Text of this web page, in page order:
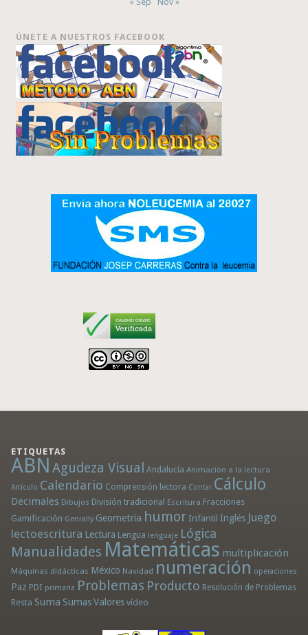
ÚNETE A NUESTROS FACEBOOK
ETIQUETAS
ABN Agudeza Visual Andalucía Animación a la lectura
Artículo Calendario Comprensión lectora Contar Cálculo
Decimales Dibujos División tradicional Escritura Fracciones
Gamificación Genially Geometría humor Infantil Inglés Juego
lectoescritura Lectura Lengua lenguaje Lógica
Manualidades Matemáticas multiplicación
Máquinas didácticas México Navidad numeración operaciones
Paz PDI primaria Problemas Producto Resolución de Problemas
Resta Suma Sumas Valores vídeo